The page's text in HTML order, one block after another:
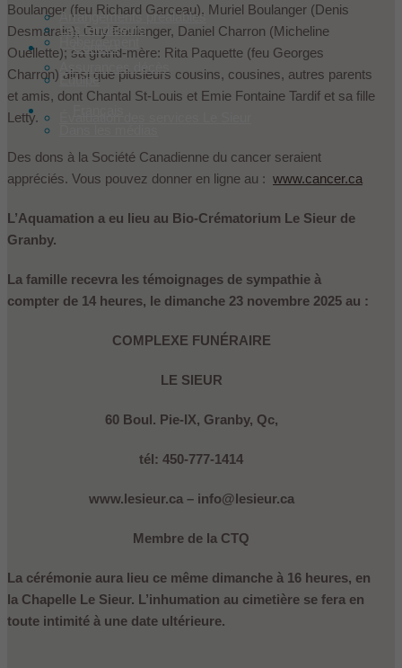
Arrangements préalables
Assurances décès
Les fondateurs
Équipe
Hébergement
Contact
Boulanger (feu Richard Garceau), Muriel Boulanger (Denis
Desmarais), Guy Boulanger, Daniel Charron (Micheline
Ouellette); sa grand-mère: Rita Paquette (feu Georges
Charron) ainsi que plusieurs cousins, cousines, autres parents
et amis, dont Chantal St-Louis et Emie Fontaine Tardif et sa fille
Letty.
Des dons à la Société Canadienne du cancer seraient
appréciés. Vous pouvez donner en ligne au : www.cancer.ca
L’Aquamation a eu lieu au Bio-Crématorium Le Sieur de
Granby.
La famille recevra les témoignages de sympathie à
compter de 14 heures, le dimanche 23 novembre 2025 au :
COMPLEXE FUNÉRAIRE
LE SIEUR
60 Boul. Pie-IX, Granby, Qc,
tél: 450-777-1414
www.lesieur.ca – info@lesieur.ca
Membre de la CTQ
La cérémonie aura lieu ce même dimanche à 16 heures, en
la Chapelle Le Sieur. L’inhumation au cimetière se fera en
toute intimité à une date ultérieure.